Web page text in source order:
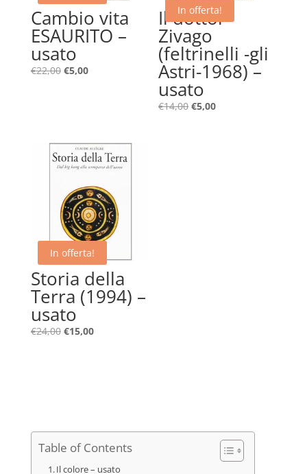
Cambio vita
ESAURITO –
usato
€22,00 Il
€5,00Il
In offerta!
Il dottor
Zivago
(feltrinelli -gli
Astri-1968) –
usato
€14,00 Il
€5,00Il
In offerta!
Storia della
Terra (1994) –
usato
€24,00 Il
€15,00Il
Table of Contents
Il colore – usato